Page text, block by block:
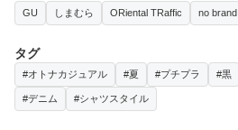
GU しまむら ORiental TRaffic no brand
タグ
#オトナカジュアル #夏 #プチプラ #黒
#デニム #シャツスタイル